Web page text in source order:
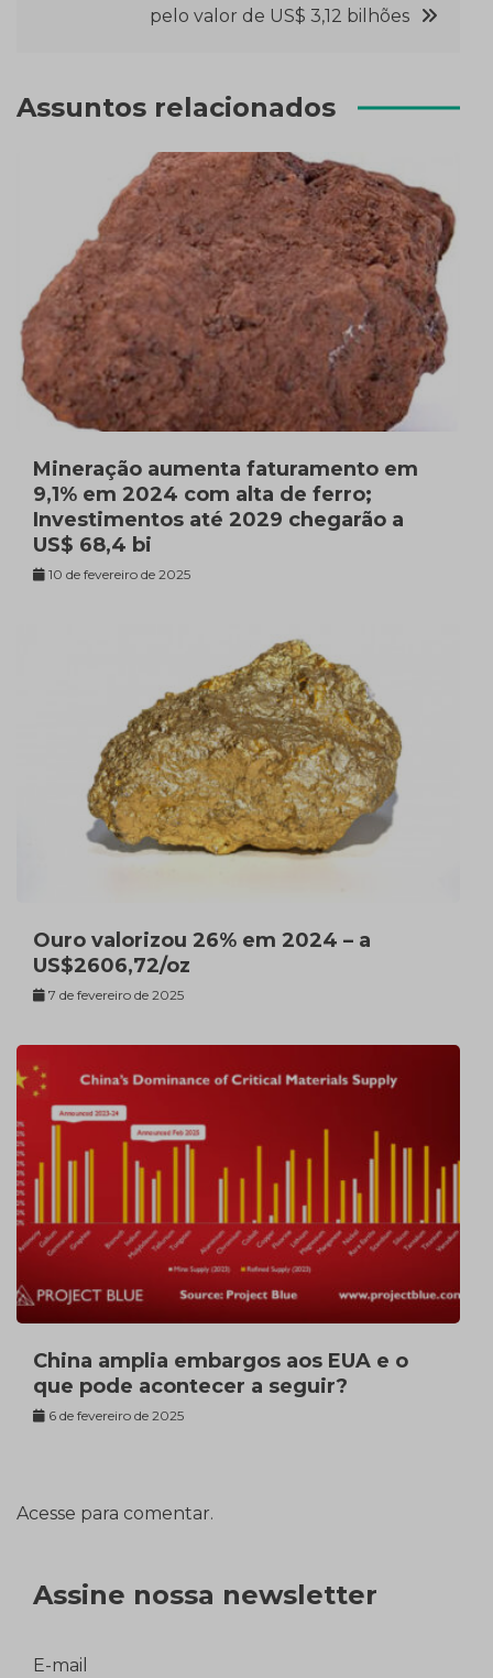
pelo valor de US$ 3,12 bilhões
Assuntos relacionados
Mineração aumenta faturamento em
9,1% em 2024 com alta de ferro;
Investimentos até 2029 chegarão a
US$ 68,4 bi
10 de fevereiro de 2025
Ouro valorizou 26% em 2024 – a
US$2606,72/oz
7 de fevereiro de 2025
China amplia embargos aos EUA e o
que pode acontecer a seguir?
6 de fevereiro de 2025
Acesse para comentar.
Assine nossa newsletter
E-mail